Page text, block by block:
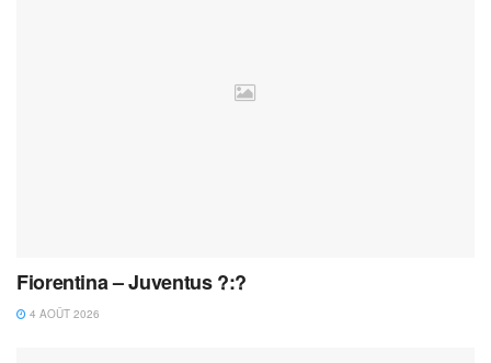
Fiorentina – Juventus ?:?
4 AOÛT 2026